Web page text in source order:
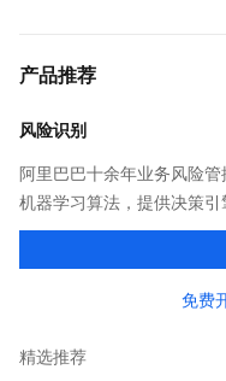
产品推荐
风险识别
阿里巴巴十余年业务风险管
机器学习算法，提供决策
多维风控服务，一站式解
贷审核等关键业务中所遇到
免费
精选推荐